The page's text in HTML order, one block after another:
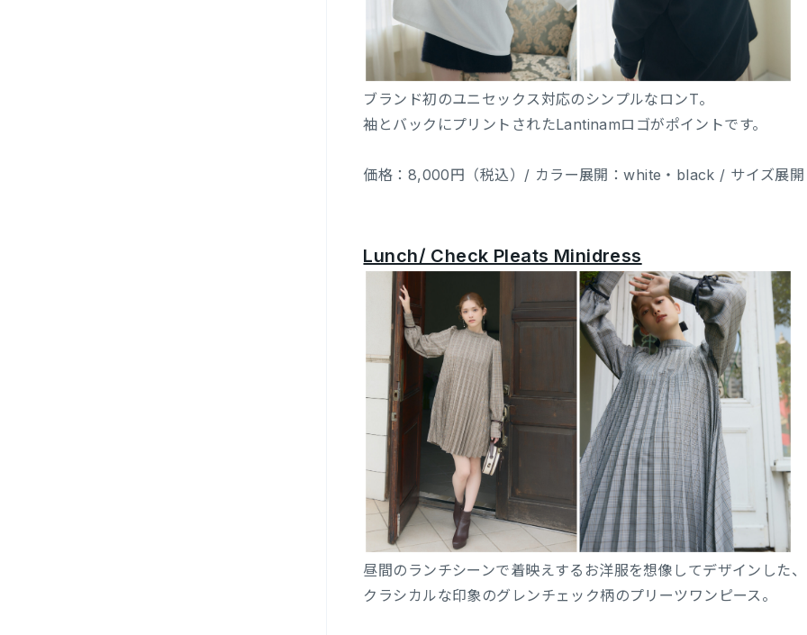
ブランド初のユニセックス対応のシンプルなロンT。
袖とバックにプリントされたLantinamロゴがポイントです。
価格：8,000円（税込）/ カラー展開：white・black / サイズ展
Lunch/ Check Pleats Minidress
昼間のランチシーンで着映えするお洋服を想像してデザインした、
クラシカルな印象のグレンチェック柄のプリーツワンピース。